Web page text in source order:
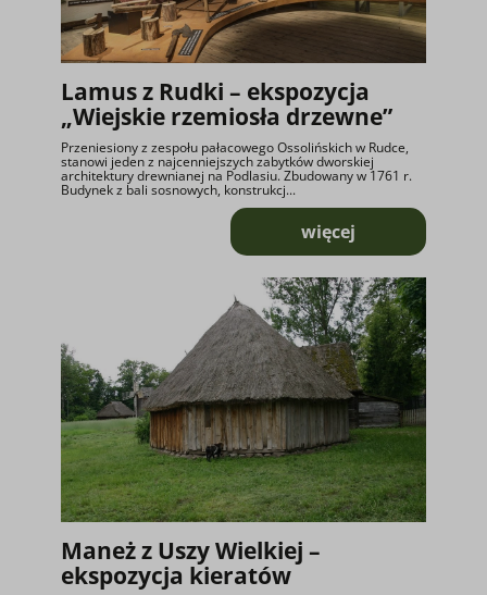
Lamus z Rudki – ekspozycja
„Wiejskie rzemiosła drzewne”
Przeniesiony z zespołu pałacowego Ossolińskich w Rudce,
stanowi jeden z najcenniejszych zabytków dworskiej
architektury drewnianej na Podlasiu. Zbudowany w 1761 r.
Budynek z bali sosnowych, konstrukcj...
więcejo Lamus z Rudki
Maneż z Uszy Wielkiej –
ekspozycja kieratów